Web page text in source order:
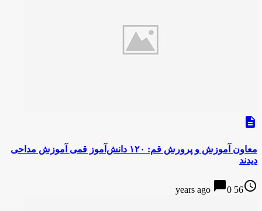
description
معاون آموزش و پرورش قم: ۱۲۰ دانش‌آموز قمی آموزش مداحی
دیدند
access_time
56 years ago
chat_bubble0